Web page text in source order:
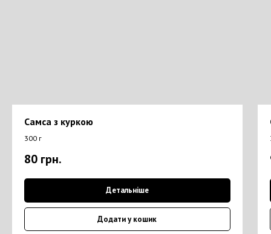
Самса з куркою
300 г
80 грн.
Детальніше
Додати у кошик